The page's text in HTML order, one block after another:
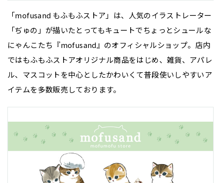
「mofusand もふもふストア」は、人気のイラストレーター
「ぢゅの」が描いたとってもキュートでちょっとシュールな
にゃんこたち『mofusand』のオフィシャルショップ。店内
ではもふもふストアオリジナル商品をはじめ、雑貨、アパレ
ル、マスコットを中心としたかわいくて普段使いしやすいア
イテムを多数販売しております。